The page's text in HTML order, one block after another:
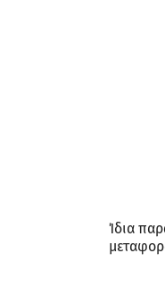
Ίδια